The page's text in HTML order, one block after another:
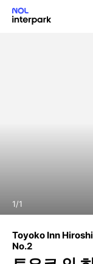
1/1
Toyoko Inn
No.2